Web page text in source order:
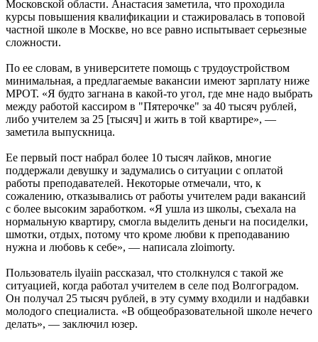
Московской области. Анастасия заметила, что проходила
курсы повышения квалификации и стажировалась в топовой
частной школе в Москве, но все равно испытывает серьезные
сложности.
По ее словам, в университете помощь с трудоустройством
минимальная, а предлагаемые вакансии имеют зарплату ниже
МРОТ. «Я будто загнана в какой-то угол, где мне надо выбрать
между работой кассиром в "Пятерочке" за 40 тысяч рублей,
либо учителем за 25 [тысяч] и жить в той квартире», —
заметила выпускница.
Ее первый пост набрал более 10 тысяч лайков, многие
поддержали девушку и задумались о ситуации с оплатой
работы преподавателей. Некоторые отмечали, что, к
сожалению, отказывались от работы учителем ради вакансий
с более высоким заработком. «Я ушла из школы, съехала на
нормальную квартиру, смогла выделить деньги на посиделки,
шмотки, отдых, потому что кроме любви к преподаванию
нужна и любовь к себе», — написала zloimorty.
Пользователь ilyaiin рассказал, что столкнулся с такой же
ситуацией, когда работал учителем в селе под Волгоградом.
Он получал 25 тысяч рублей, в эту сумму входили и надбавки
молодого специалиста. «В общеобразовательной школе нечего
делать», — заключил юзер.